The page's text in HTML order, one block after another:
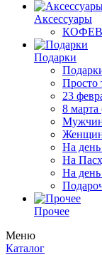
Аксессуары
Подарки
Просто
23
8 марта
На
На
На день
Прочее
Меню
Каталог